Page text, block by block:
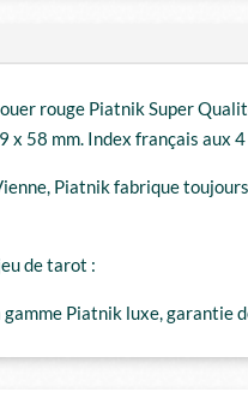
rouge Piatnik Super
x 58 mm. Index français aux
Piatnik fabrique
de tarot :
Piatnik luxe, garantie